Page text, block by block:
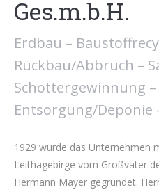
Ges.m.b.H.
Erdbau –
Rückbau/Abbruch –
Schottergewinnung
Entsorgung/Deponie
1929 wurde das Unternehmen
Leithagebirge vom Großvater
Hermann Mayer gegründet.